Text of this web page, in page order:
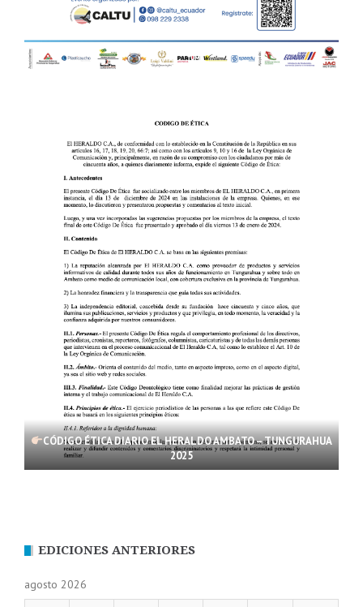
CÓDIGO ÉTICA DIARIO EL HERALDO AMBATO – TUNGURAHUA
2025
EDICIONES ANTERIORES
agosto 2026